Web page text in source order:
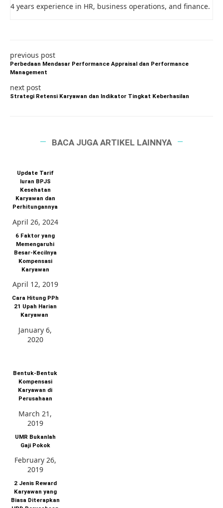
4 years experience in HR, business operations, and finance.
previous post
Perbedaan Mendasar Performance Appraisal dan Performance
Management
next post
Strategi Retensi Karyawan dan Indikator Tingkat Keberhasilan
BACA JUGA ARTIKEL LAINNYA
Update Tarif
Iuran BPJS
Kesehatan
Karyawan dan
Perhitungannya
April 26, 2024
6 Faktor yang
Memengaruhi
Besar-Kecilnya
Kompensasi
Karyawan
April 12, 2019
Cara Hitung PPh
21 Upah Harian
Karyawan
January 6,
2020
Bentuk-Bentuk
Kompensasi
Karyawan di
Perusahaan
March 21,
2019
UMR Bukanlah
Gaji Pokok
February 26,
2019
2 Jenis Reward
Karyawan yang
Biasa Diterapkan